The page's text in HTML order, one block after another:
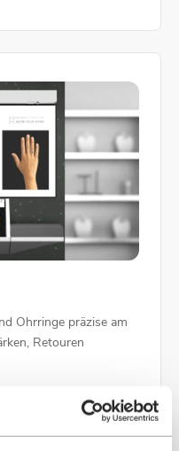
Ohrringe präzise am
Retouren